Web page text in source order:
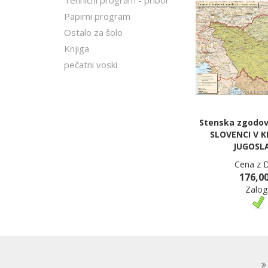
Papirni program
Ostalo za šolo
Knjiga
pečatni voski
Stenska
SLOVENCI V
Cena z